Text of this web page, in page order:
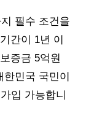
필수 조건을
간이 1년 이
증금 5억원
민국 국민이
입 가능합니